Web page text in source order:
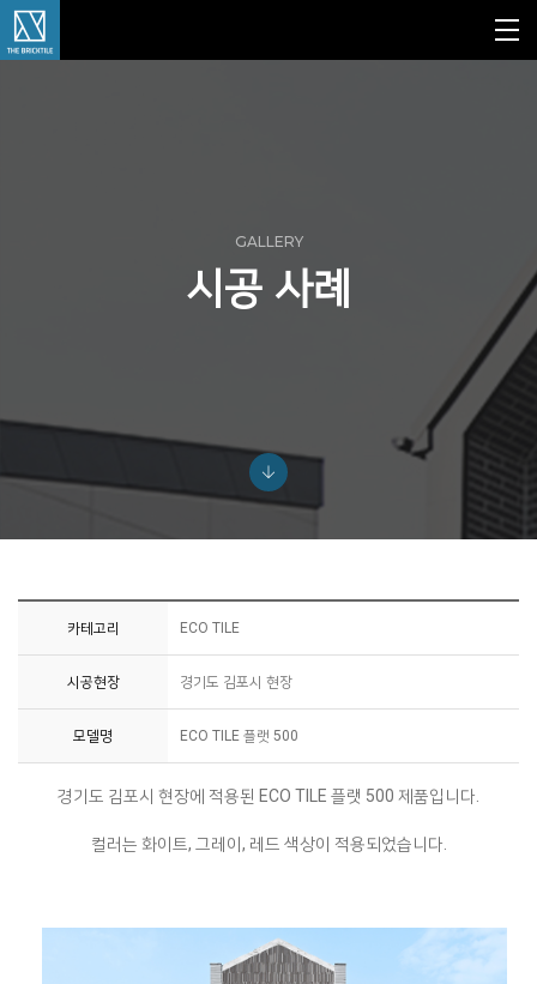
GALLERY
시공 사례
카테고리 ECO TILE
시공현장 경기도 김포시 현장
모델명 ECO TILE 플랫 500
경기도 김포시 현장에 적용된 ECO TILE 플랫 500 제품입니다.
컬러는 화이트, 그레이, 레드 색상이 적용되었습니다.